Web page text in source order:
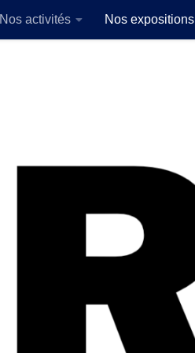
Nos activités Nos expositions